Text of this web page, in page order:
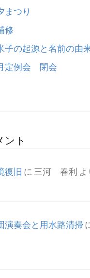
まつり
修
子の起源と名前の由
定例会 閉会
ント
復旧 に 三河 春利 よ
演奏会と用水路清掃